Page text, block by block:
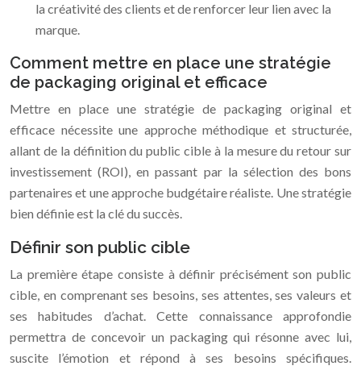
la créativité des clients et de renforcer leur lien avec la
marque.
Comment mettre en place une stratégie
de packaging original et efficace
Mettre en place une stratégie de packaging original et
efficace nécessite une approche méthodique et structurée,
allant de la définition du public cible à la mesure du retour sur
investissement (ROI), en passant par la sélection des bons
partenaires et une approche budgétaire réaliste. Une stratégie
bien définie est la clé du succès.
Définir son public cible
La première étape consiste à définir précisément son public
cible, en comprenant ses besoins, ses attentes, ses valeurs et
ses habitudes d’achat. Cette connaissance approfondie
permettra de concevoir un packaging qui résonne avec lui,
suscite l’émotion et répond à ses besoins spécifiques.